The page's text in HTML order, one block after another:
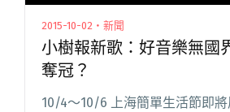
2015-10-02・新聞
小樹報新歌：好音樂無國
奪冠？
10/4～10/6 上海簡單生活節即